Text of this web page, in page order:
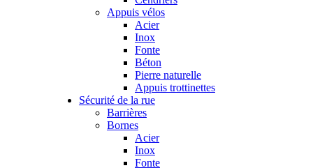
Appuis vélos
Acier
Inox
Fonte
Béton
Pierre naturelle
Appuis trottinettes
Sécurité de la rue
Barrières
Bornes
Acier
Inox
Fonte